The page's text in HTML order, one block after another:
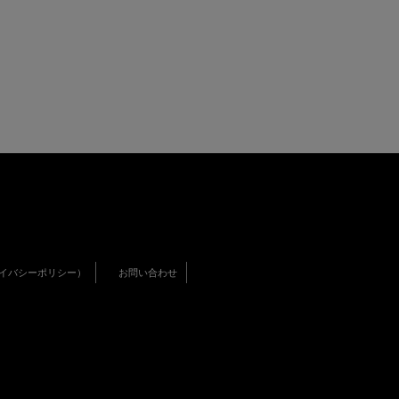
バシーポリシー） お問い合わせ